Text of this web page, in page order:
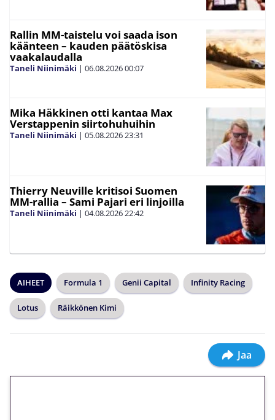
Rallin MM-taistelu voi saada ison
käänteen – kauden päätöskisa
vaakalaudalla
Taneli Niinimäki | 06.08.202600:07
Mika Häkkinen otti kantaa Max
Verstappenin siirtohuhuihin
Taneli Niinimäki | 05.08.202623:31
Thierry Neuville kritisoi Suomen
MM-rallia – Sami Pajari eri linjoilla
Taneli Niinimäki | 04.08.202622:42
AIHEET Formula 1 Genii Capital Infinity Racing
Lotus Räikkönen Kimi
Jaa